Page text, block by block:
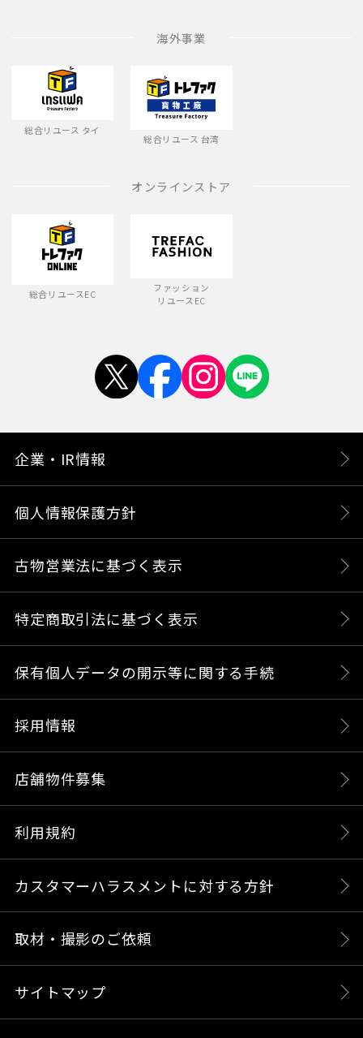
海外事業
総合リユース タイ
総合リユース 台湾
オンラインストア
総合リユースEC
ファッション
リユースEC
企業・IR情報
個人情報保護方針
古物営業法に基づく表示
特定商取引法に基づく表示
保有個人データの開示等に関する手続
採用情報
店舗物件募集
利用規約
カスタマーハラスメントに対する方針
取材・撮影のご依頼
サイトマップ